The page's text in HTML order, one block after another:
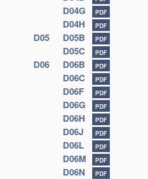
D04G PDF
D04H PDF
D05 D05B PDF
D05C PDF
D06 D06B PDF
D06C PDF
D06F PDF
D06G PDF
D06H PDF
D06J PDF
D06L PDF
D06M PDF
D06N PDF